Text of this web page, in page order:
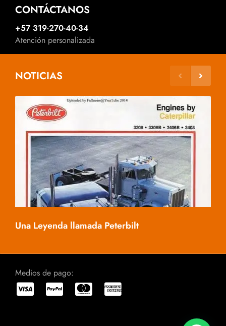
CONTÁCTANOS
+57 319-270-40-34
Atención personalizada
NOTICIAS
Una Leyenda llamada Peterbilt
Medios de pago: